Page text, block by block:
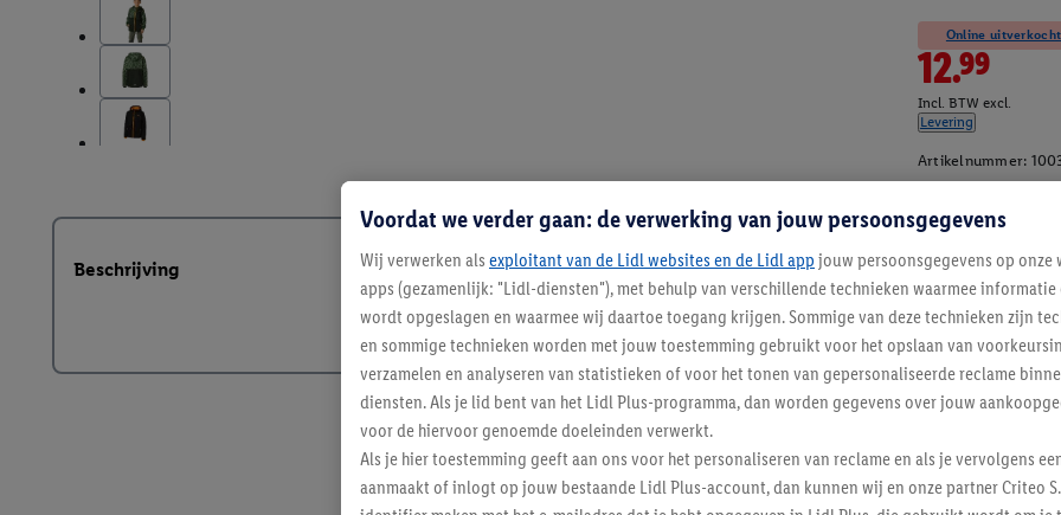
Online
12.99
Incl. BTW excl.
Levering
Artikelnummer:
Beschrijving
Voordat we verder gaan: de verwerking van jouw persoonsgegevens
Wij verwerken als exploitant van de Lidl websites en de Lidl app jouw persoonsgegevens op onze
apps (gezamenlijk: "Lidl-diensten"), met behulp van verschillende technieken waarmee
wordt opgeslagen en waarmee wij daartoe toegang krijgen. Sommige van deze technieken zijn
en sommige technieken worden met jouw toestemming gebruikt voor het opslaan van
verzamelen en analyseren van statistieken of voor het tonen van gepersonaliseerde reclame
diensten. Als je lid bent van het Lidl Plus-programma, dan worden gegevens over jouw
voor de hiervoor genoemde doeleinden verwerkt.
Als je hier toestemming geeft aan ons voor het personaliseren van reclame en als je vervolgens
aanmaakt of inlogt op jouw bestaande Lidl Plus-account, dan kunnen wij en onze partner Criteo